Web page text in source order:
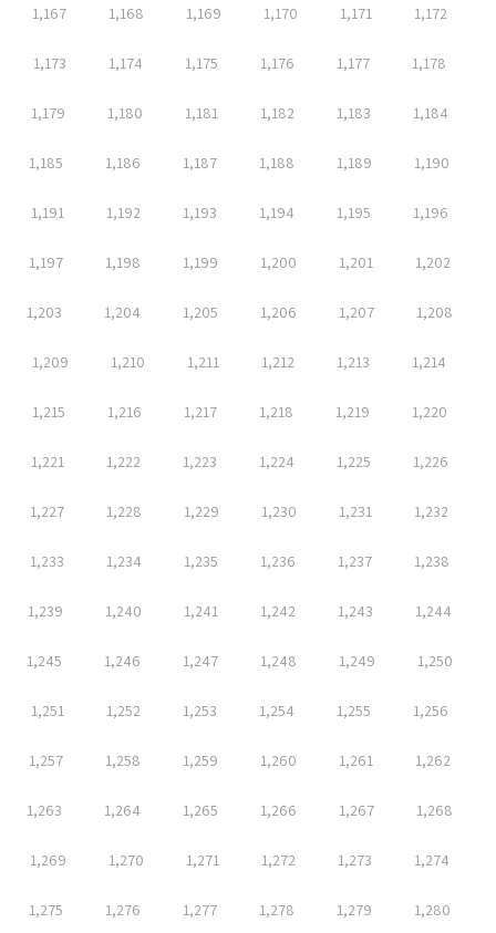
1,167 1,168 1,169 1,170 1,171 1,172
1,173 1,174 1,175 1,176 1,177 1,178
1,179 1,180 1,181 1,182 1,183 1,184
1,185 1,186 1,187 1,188 1,189 1,190
1,191 1,192 1,193 1,194 1,195 1,196
1,197 1,198 1,199 1,200 1,201 1,202
1,203 1,204 1,205 1,206 1,207 1,208
1,209 1,210 1,211 1,212 1,213 1,214
1,215 1,216 1,217 1,218 1,219 1,220
1,221 1,222 1,223 1,224 1,225 1,226
1,227 1,228 1,229 1,230 1,231 1,232
1,233 1,234 1,235 1,236 1,237 1,238
1,239 1,240 1,241 1,242 1,243 1,244
1,245 1,246 1,247 1,248 1,249 1,250
1,251 1,252 1,253 1,254 1,255 1,256
1,257 1,258 1,259 1,260 1,261 1,262
1,263 1,264 1,265 1,266 1,267 1,268
1,269 1,270 1,271 1,272 1,273 1,274
1,275 1,276 1,277 1,278 1,279 1,280